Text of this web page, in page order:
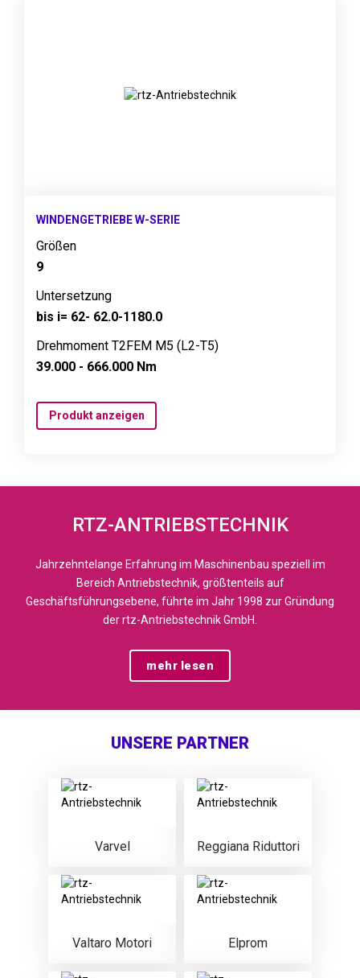
WINDENGETRIEBE W-SERIE
Größen
9
Untersetzung
bis i= 62- 62.0-1180.0
Drehmoment T2FEM M5 (L2-T5)
39.000 - 666.000 Nm
Produkt anzeigen
RTZ-ANTRIEBSTECHNIK
Jahrzehntelange Erfahrung im Maschinenbau speziell im
Bereich Antriebstechnik, größtenteils auf
Geschäftsführungsebene, führte im Jahr 1998 zur Gründung
der rtz-Antriebstechnik GmbH.
mehr lesen
UNSERE PARTNER
Varvel Reggiana Riduttori
Valtaro Motori Elprom